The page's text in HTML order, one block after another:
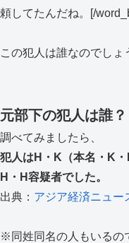
頼してたんだね。[/
この犯人は誰なのでしょ
元部下の犯人は誰？
調べてみましたら、
犯人はH・K（本名・K・
H・H容疑者でした。
出典： アジア経済ニュー
※同姓同名の人もいるの